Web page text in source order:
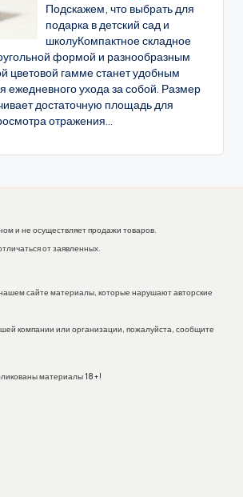
Подскажем, что выбрать для
подарка в детский сад и
школуКомпактное складное
формой и разнообразным
цветовой гамме станет удобным
ежедневного ухода за собой. Размер
достаточную площадь для
отражения...
и не осуществляет продажи товаров.
от заявленных.
сайте материалы, которые нарушают авторские
компании или организации, пожалуйста, сообщите
материалы 18+!